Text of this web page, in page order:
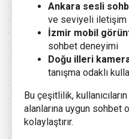
Ankara sesli
ve seviyeli iletişim
İzmir mobil
sohbet deneyimi
Doğu illeri
tanışma odaklı
Bu çeşitlilik,
alanlarına uygun sohbet
kolaylaştırır.